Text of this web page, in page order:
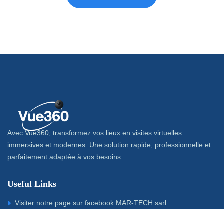
Avec Vue360, transformez vos lieux en visites virtuelles
immersives et modernes. Une solution rapide, professionnelle et
parfaitement adaptée à vos besoins.
Useful Links
Visiter notre page sur facebook MAR-TECH sarl